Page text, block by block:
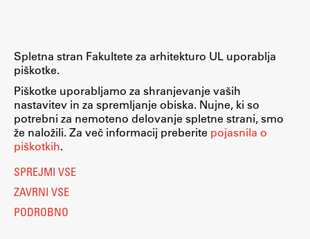
Spletna stran Fakultete za arhitekturo UL uporablja
piškotke.
Piškotke uporabljamo za shranjevanje vaših
nastavitev in za spremljanje obiska. Nujne, ki so
potrebni za nemoteno delovanje spletne strani, smo
že naložili. Za več informacij preberite pojasnila o
piškotkih.
SPREJMI VSE
ZAVRNI VSE
PODROBNO